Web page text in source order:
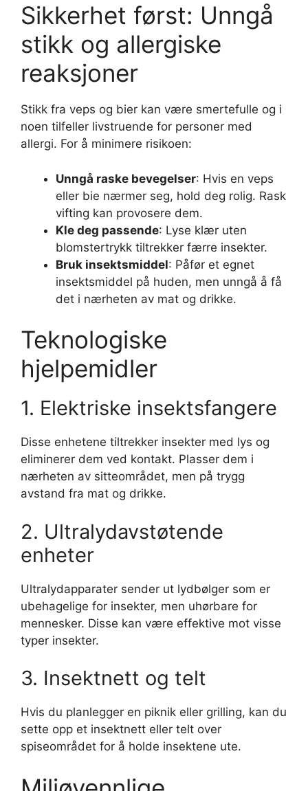
Sikkerhet først: Unngå
stikk og allergiske
reaksjoner
Stikk fra veps og bier kan være smertefulle og i
noen tilfeller livstruende for personer med
allergi. For å minimere risikoen:
Unngå raske bevegelser: Hvis en veps
eller bie nærmer seg, hold deg rolig. Rask
vifting kan provosere dem.
Kle deg passende: Lyse klær uten
blomstertrykk tiltrekker færre insekter.
Bruk insektsmiddel: Påfør et egnet
insektsmiddel på huden, men unngå å få
det i nærheten av mat og drikke.
Teknologiske
hjelpemidler
1. Elektriske insektsfangere
Disse enhetene tiltrekker insekter med lys og
eliminerer dem ved kontakt. Plasser dem i
nærheten av sitteområdet, men på trygg
avstand fra mat og drikke.
2. Ultralydavstøtende
enheter
Ultralydapparater sender ut lydbølger som er
ubehagelige for insekter, men uhørbare for
mennesker. Disse kan være effektive mot visse
typer insekter.
3. Insektnett og telt
Hvis du planlegger en piknik eller grilling, kan du
sette opp et insektnett eller telt over
spiseområdet for å holde insektene ute.